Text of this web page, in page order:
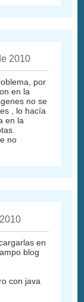
2010
por
en la
no se
, lo hacía
en la
no
en
blog
con java